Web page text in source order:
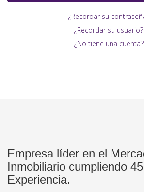
¿Recordar su
¿Recordar su usuario?
¿No tiene una cuenta?
Empresa líder en el
Inmobiliario cumpliendo
Experiencia.